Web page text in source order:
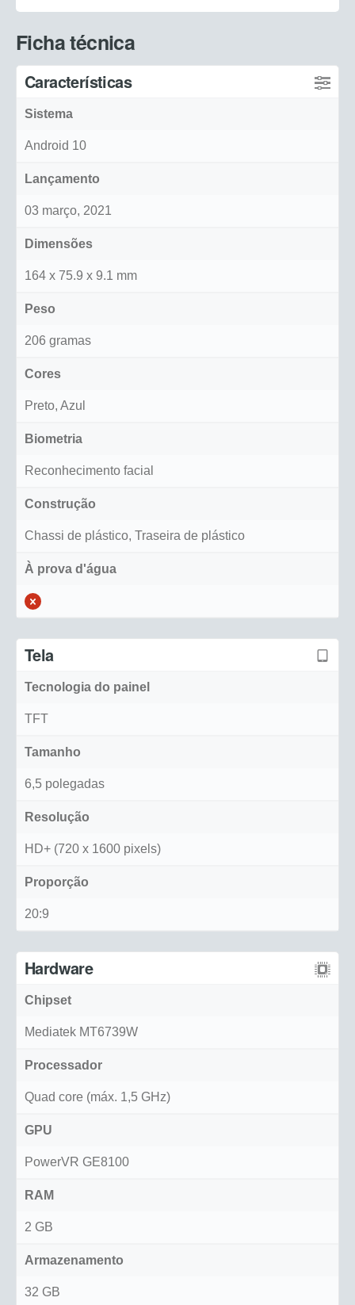
Ficha técnica
Características
Sistema
Android 10
Lançamento
03 março, 2021
Dimensões
164 x 75.9 x 9.1 mm
Peso
206 gramas
Cores
Preto, Azul
Biometria
Reconhecimento facial
Construção
Chassi de plástico, Traseira de plástico
À prova d'água
Tela
Tecnologia do painel
TFT
Tamanho
6,5 polegadas
Resolução
HD+ (720 x 1600 pixels)
Proporção
20:9
Hardware
Chipset
Mediatek MT6739W
Processador
Quad core (máx. 1,5 GHz)
GPU
PowerVR GE8100
RAM
2 GB
Armazenamento
32 GB